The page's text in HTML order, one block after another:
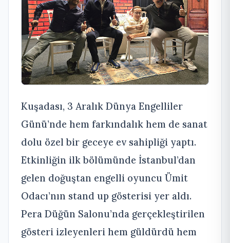
Kuşadası, 3 Aralık Dünya Engelliler
Günü’nde hem farkındalık hem de sanat
dolu özel bir geceye ev sahipliği yaptı.
Etkinliğin ilk bölümünde İstanbul’dan
gelen doğuştan engelli oyuncu Ümit
Odacı’nın stand up gösterisi yer aldı.
Pera Düğün Salonu’nda gerçekleştirilen
gösteri izleyenleri hem güldürdü hem